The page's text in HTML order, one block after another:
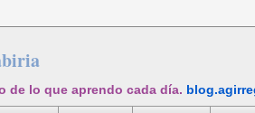
de lo que aprendo cada día.